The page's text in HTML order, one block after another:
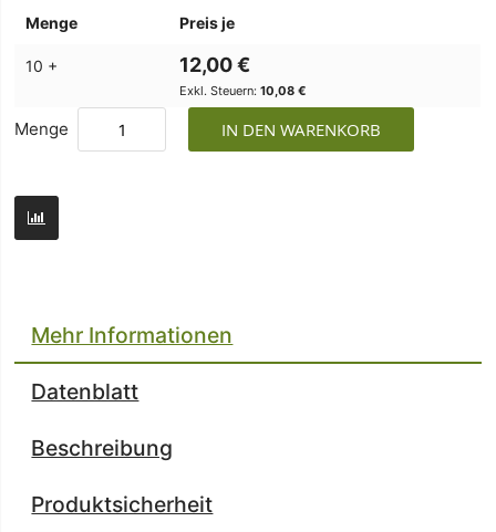
Menge
Preis je
10 + 12,00 €
10,08 €
Menge IN DEN WARENKORB
Mehr Informationen
Datenblatt
Beschreibung
Produktsicherheit